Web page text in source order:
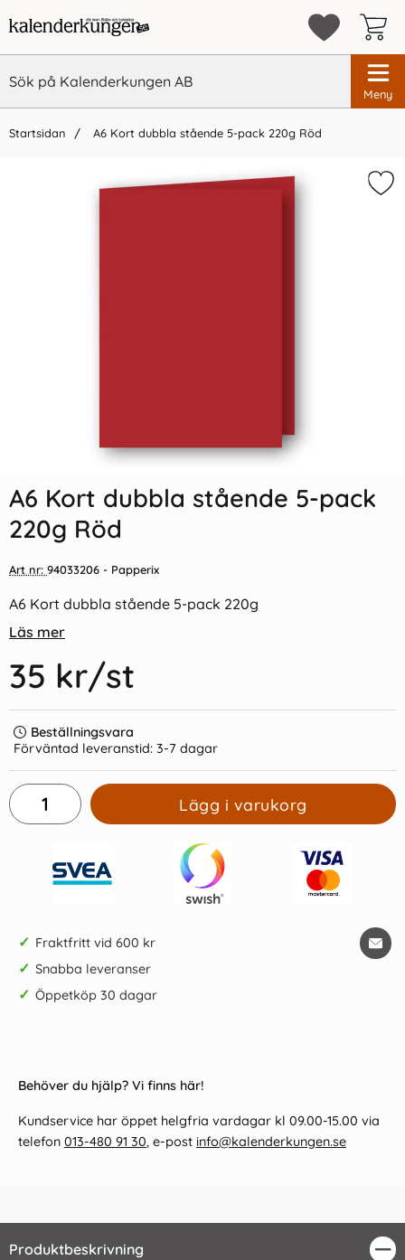
Meny
Startsidan A6 Kort dubbla stående 5-pack 220g Röd
Vi rekommenderar
Indexflikar och Frixion clicker
55 kr/st 15 kr/st
A6 Kort dubbla stående 5-pack
220g Röd
Art nr: 94033206 - Papperix
A6 Kort dubbla stående 5-pack 220g
Läs mer
35 kr/st
Beställningsvara
Förväntad leveranstid: 3-7 dagar
Lägg i varukorg
✓ Fraktfritt vid 600 kr
✓ Snabba leveranser
✓ Öppetköp 30 dagar
Behöver du hjälp? Vi finns här!
Kundservice har öppet helgfria vardagar kl 09.00-15.00 via
telefon 013-480 91 30, e-post info@kalenderkungen.se
Produktbeskrivning